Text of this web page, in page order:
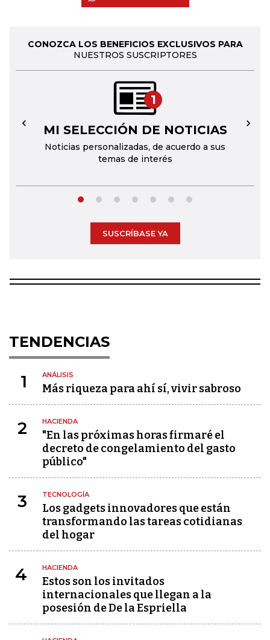
CONOZCA LOS BENEFICIOS EXCLUSIVOS PARA
NUESTROS SUSCRIPTORES
1
MI SELECCIÓN DE NOTICIAS
Noticias personalizadas, de acuerdo a sus
temas de interés
← →
SUSCRÍBASE YA
TENDENCIAS
1 ANÁLISIS
Más riqueza para ahí sí, vivir sabroso
2 HACIENDA
"En las próximas horas firmaré el
decreto de congelamiento del gasto
público"
3 TECNOLOGÍA
Los gadgets innovadores que están
transformando las tareas cotidianas
del hogar
4 HACIENDA
Estos son los invitados
internacionales que llegan a la
posesión de De la Espriella